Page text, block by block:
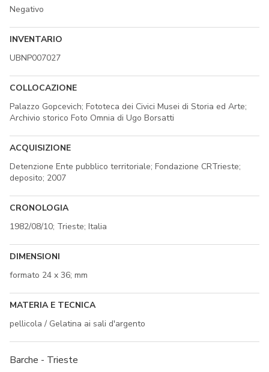
Negativo
INVENTARIO
UBNP007027
COLLOCAZIONE
Palazzo Gopcevich; Fototeca dei Civici Musei di Storia ed Arte;
Archivio storico Foto Omnia di Ugo Borsatti
ACQUISIZIONE
Detenzione Ente pubblico territoriale; Fondazione CRTrieste;
deposito; 2007
CRONOLOGIA
1982/08/10; Trieste; Italia
DIMENSIONI
formato 24 x 36; mm
MATERIA E TECNICA
pellicola / Gelatina ai sali d'argento
Barche - Trieste